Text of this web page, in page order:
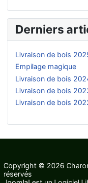
Derniers
Livraison de bois
Empilage magique
Livraison de bois
Livraison de bois
Livraison de bois
Copyright © 2026
réservés